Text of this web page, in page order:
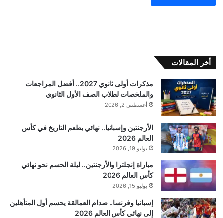
أخر المقالات
مذكرات أولى ثانوي 2027.. أفضل المراجعات
والملخصات لطلاب الصف الأول الثانوي
أغسطس 2, 2026
الأرجنتين وإسبانيا.. نهائي بطعم التاريخ في كأس
العالم 2026
يوليو 19, 2026
مباراة إنجلترا والأرجنتين.. ليلة الحسم نحو نهائي
كأس العالم 2026
يوليو 15, 2026
إسبانيا وفرنسا.. صدام العمالقة يحسم أول المتأهلين
إلى نهائي كأس العالم 2026